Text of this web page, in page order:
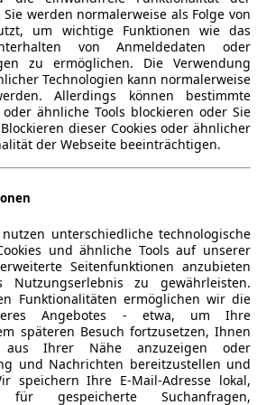
werden normalerweise als Folge von
um wichtige Funktionen wie das
von Anmeldedaten oder
zu ermöglichen. Die Verwendung
Technologien kann normalerweise
Allerdings können bestimmte
oder ähnliche Tools blockieren oder Sie
dieser Cookies oder ähnlicher
der Webseite beeinträchtigen.
unterschiedliche technologische
und ähnliche Tools auf unserer
Seitenfunktionen anzubieten
Nutzungserlebnis zu gewährleisten.
Funktionalitäten ermöglichen wir die
Angebotes - etwa, um Ihre
späteren Besuch fortzusetzen, Ihnen
aus Ihrer Nähe anzuzeigen oder
und Nachrichten bereitzustellen und
speichern Ihre E-Mail-Adresse lokal,
gespeicherte Suchanfragen,